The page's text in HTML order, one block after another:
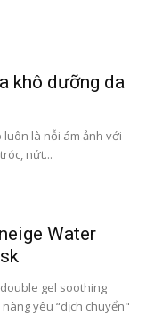
khô dưỡng da
là nỗi ám ảnh với
nứt...
Water
gel soothing
yêu “dịch chuyển"